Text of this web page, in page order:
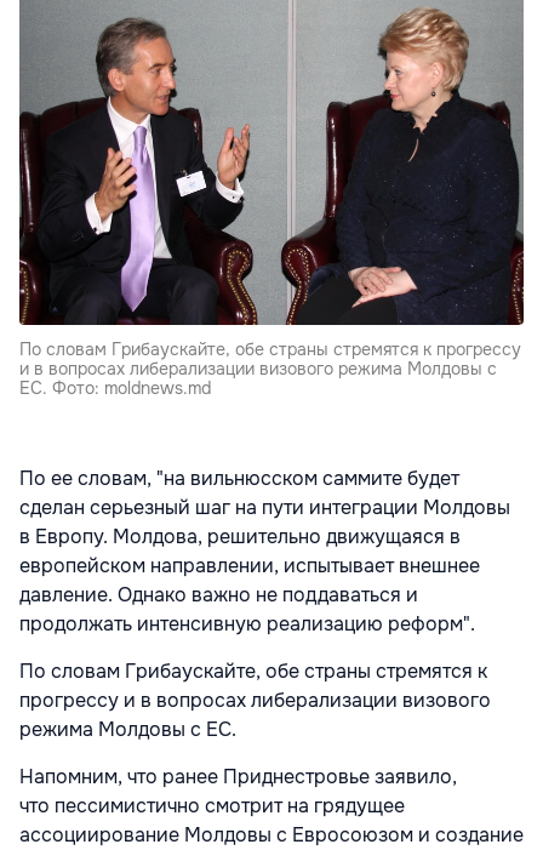
По словам Грибаускайте, обе страны стремятся к прогрессу
и в вопросах либерализации визового режима Молдовы с
ЕС. Фото: moldnews.md
По ее словам, "на вильнюсском саммите будет
сделан серьезный шаг на пути интеграции Молдовы
в Европу. Молдова, решительно движущаяся в
европейском направлении, испытывает внешнее
давление. Однако важно не поддаваться и
продолжать интенсивную реализацию реформ".
По словам Грибаускайте, обе страны стремятся к
прогрессу и в вопросах либерализации визового
режима Молдовы с ЕС.
Напомним, что ранее Приднестровье заявило,
что пессимистично смотрит на грядущее
ассоциирование Молдовы с Евросоюзом и создание